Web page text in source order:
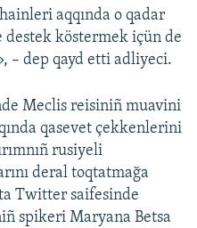
aqqında o qadar
destek köstermek içün de
– dep qayd etti adliyeci.
Meclis reisiniñ muavini
qasevet çekkenlerini
rusiyeli
deral toqtatmağa
Twitter saifesinde
spikeri Maryana Betsa